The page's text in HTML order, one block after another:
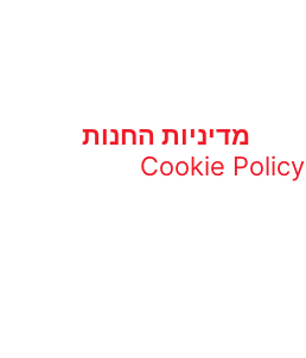
מדיניות החנות
Cookie Policy